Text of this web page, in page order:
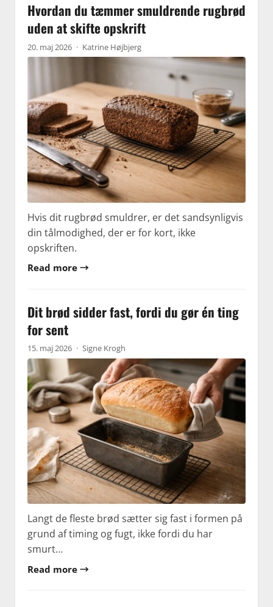
Hvordan du tæmmer smuldrende rugbrød
uden at skifte opskrift
20. maj 2026 · Katrine Højbjerg
Hvis dit rugbrød smuldrer, er det sandsynligvis
din tålmodighed, der er for kort, ikke
opskriften.
Read more →
Dit brød sidder fast, fordi du gør én ting
for sent
15. maj 2026 · Signe Krogh
Langt de fleste brød sætter sig fast i formen på
grund af timing og fugt, ikke fordi du har
smurt…
Read more →